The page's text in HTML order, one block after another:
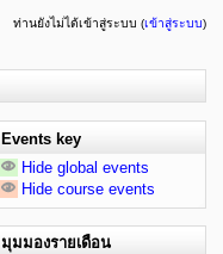
ท่านยังไม่ได้เข้าสู่ระบบ (เข้าสู่ระบบ)
Events key
Hide global events
Hide course events
มุมมองรายเดือน